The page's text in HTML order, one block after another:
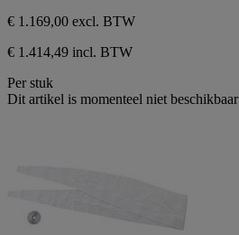
€ 1.169,00 excl. BTW
€ 1.414,49 incl. BTW
Per stuk
Dit artikel is momenteel niet beschikbaar